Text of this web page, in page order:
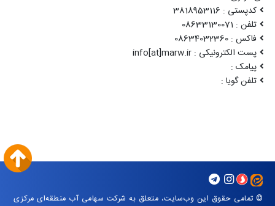
کدپستی : 3818953116
تلفن : 08633130071
فاکس : 08634032360
پست الکترونیکی : info[at]marw.ir
پیامک :
تلفن گویا :
© تمامی حقوق این وب‌سایت، متعلق به شرکت سهامی آب منطقه‌ای مرکزی